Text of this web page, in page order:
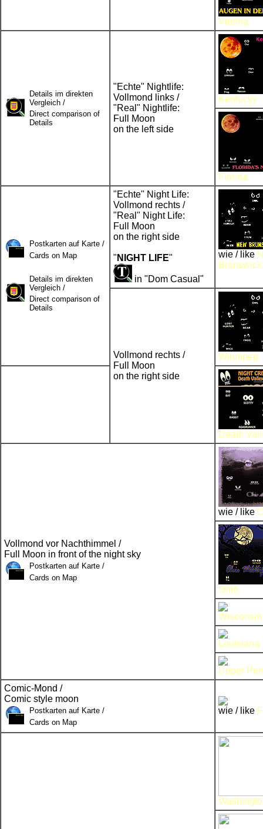
Vienna
Details im direkten
Vergleich /
Direct comparison of
Details
"Echte" Nightlife:
Vollmond links /
"Real" Nightlife:
Full Moon
on the left side
Kentucky
Florida
Postkarten auf Karte /
Cards on Map
Details im direkten
Vergleich /
Direct comparison of
Details
"Echte" Night Life:
Vollmond rechts /
"Real" Night Life:
Full Moon
on the right side
" NIGHT LIFE"
in "Dom Casual"
wie / like
Brunswick
Vollmond rechts /
Full Moon
on the right side
Winnipeg
Death
Vollmond vor Nachthimmel /
Full Moon in front of the night sky
Postkarten auf Karte /
Cards on Map
wie / like
Ohio
Wisconsin
Louisiana
Upper
Comic-Mond /
Comic style moon
Postkarten auf Karte /
Cards on Map
wie / like